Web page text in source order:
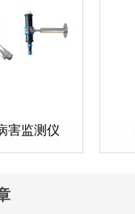
害监测仪